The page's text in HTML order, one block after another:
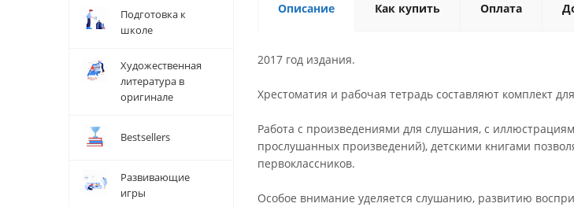
Описание Как купить Оплата
2017 год издания.
Хрестоматия и рабочая тетрадь составляют комплект
Работа с произведениями для слушания, с
прослушанных произведений), детскими книгами
первоклассников.
Особое внимание уделяется слушанию, развитию
Подготовка к
школе
Художественная
литература в
оригинале
Bestsellers
Развивающие
игры